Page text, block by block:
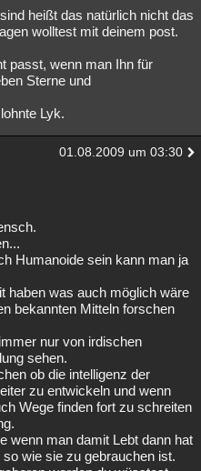
heißt das natürlich nicht das
wolltest mit deinem post.
passt, wenn man Ihn für
Sterne und
Lyk.
01.08.2009 um 03:30
Humanoide sein kann man ja
haben was auch möglich wäre
bekannten Mitteln forschen
nur von irdischen
sehen.
ob die intelligenz der
zu entwickeln und wenn
Wege finden fort zu schreiten
wenn man damit Lebt dann hat
wie sie zu gebrauchen ist.